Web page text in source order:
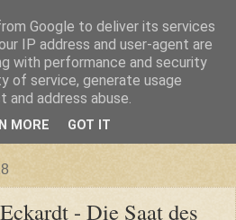
- Die Saat des
Google to deliver its services
IP address and user-agent are
with performance and security
of service, generate usage
address abuse.
MORE GOT IT